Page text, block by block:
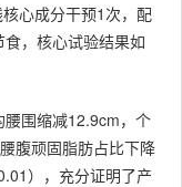
心成分干预1次，配
，核心试验结果如
围缩减12.9cm，个
腹顽固脂肪占比下降
），充分证明了产